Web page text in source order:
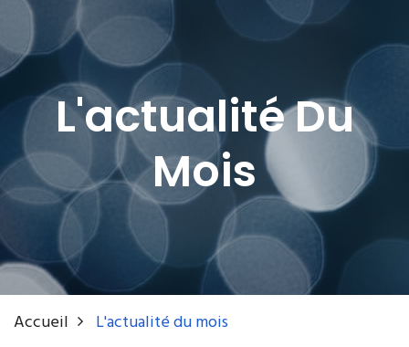
L'actualité Du
Mois
Accueil L'actualité du mois